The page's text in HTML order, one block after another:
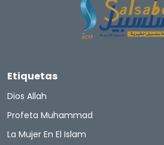
Etiquetas
Dios Allah
Profeta Muhammad
La Mujer En El Islam